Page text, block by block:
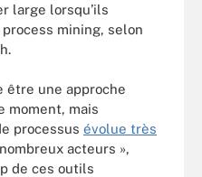
large lorsqu’ils
mining, selon
être une approche
moment, mais
processus évolue très
acteurs »,
de ces outils